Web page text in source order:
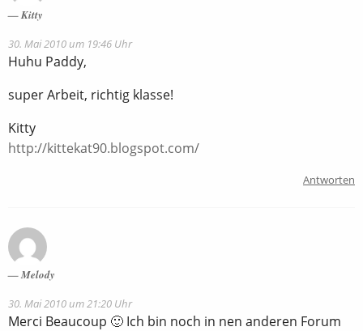
Kitty
30. Mai 2010 um 19:46 Uhr
Huhu Paddy,
super Arbeit, richtig klasse!
Kitty
http://kittekat90.blogspot.com/
Antworten
Melody
30. Mai 2010 um 21:20 Uhr
Merci Beaucoup 🙂 Ich bin noch in nen anderen Forum